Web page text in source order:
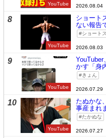
YouTube 2026.08.04
8
YouTube
ショート
ない報告
ショート
2026.08.03
9
YouTube
YouTuber
かす「身
きょん
2026.07.29
10
YouTube
たぬかな
事産まれ
たかぬな
2026.07.27